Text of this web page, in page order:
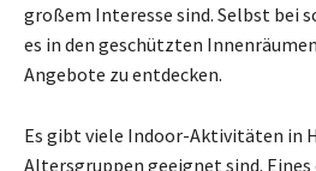
großem Interesse sind. Selbst bei
es in den geschützten
Angebote zu entdecken.
Es gibt viele Indoor-Aktivitäten in
Altersgruppen geeignet sind.